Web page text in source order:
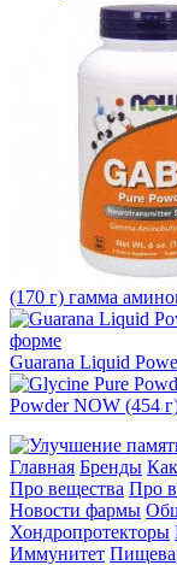
(170 г) гамма
Guarana Liquid
Powder NOW (454
Главная Бренды
Про вещества Про
Новости фармы
Хондропротекторы
Иммунитет